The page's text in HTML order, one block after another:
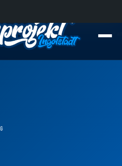
rollt nach Krefeld! Wohin rollt der